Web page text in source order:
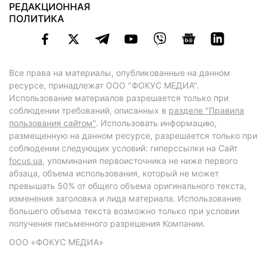
РЕДАКЦИОННАЯ
ПОЛИТИКА
Все права на материалы, опубликованные на данном
ресурсе, принадлежат ООО "ФОКУС МЕДИА".
Использование материалов разрешается только при
соблюдении требований, описанных в разделе "Правила
пользования сайтом". Использовать информацию,
размещенную на данном ресурсе, разрешается только при
соблюдении следующих условий: гиперссылки на Сайт
focus.ua, упоминания первоисточника не ниже первого
абзаца, объема использования, который не может
превышать 50% от общего объема оригинального текста,
изменения заголовка и лида материала. Использование
большего объема текста возможно только при условии
получения письменного разрешения Компании.
ООО «ФОКУС МЕДИА»